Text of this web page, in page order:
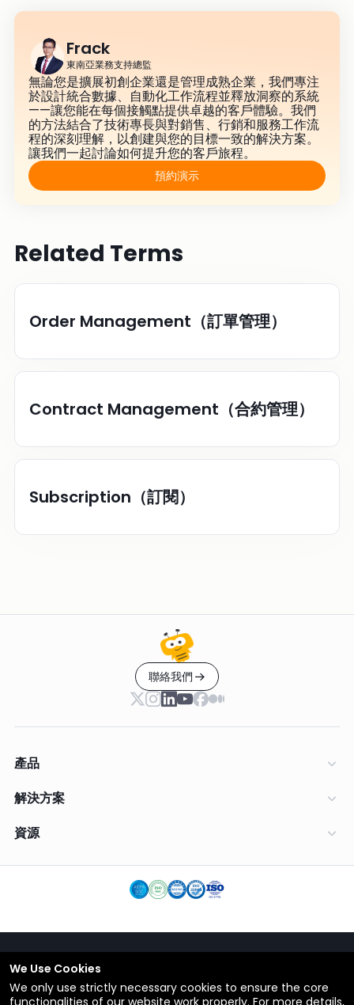
Frack
東南亞業務支持總監
無論您是擴展初創企業還是管理成熟企業，我們專注
於設計統合數據、自動化工作流程並釋放洞察的系統
——讓您能在每個接觸點提供卓越的客戶體驗。我們
的方法結合了技術專長與對銷售、行銷和服務工作流
程的深刻理解，以創建與您的目標一致的解決方案。
讓我們一起討論如何提升您的客戶旅程。
預約演示
Related Terms
Order Management（訂單管理）
Contract Management（合約管理）
Subscription（訂閱）
聯絡我們
產品
解決方案
資源
繁體中文
條款
We Use Cookies
We only use strictly necessary cookies to ensure the core
functionalities of our website work properly. For more details,